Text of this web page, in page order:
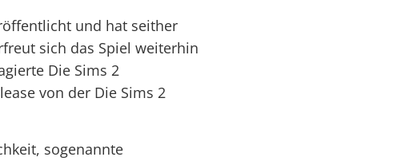
und hat seither
sich das Spiel weiterhin
Die Sims 2
von der Die Sims 2
sogenannte